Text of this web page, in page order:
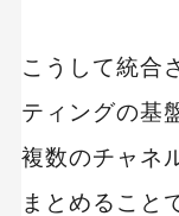
こうして統合
ティングの基
複数のチャネ
まとめること